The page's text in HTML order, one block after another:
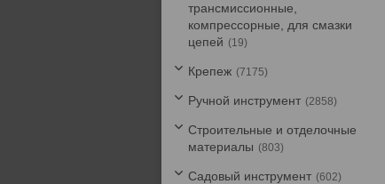
трансмиссионные,
компрессорные, для смазки
цепей
19
Крепеж 7175
Ручной инструмент 2858
Строительные и отделочные
материалы
803
Садовый инструмент 602